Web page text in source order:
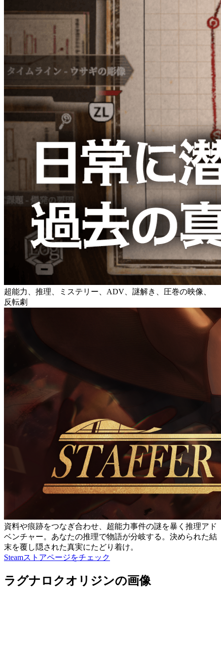
超能力、推理、ミステリー、ADV、謎解き、圧巻の映像、
反転劇
資料や痕跡をつなぎ合わせ、超能力事件の謎を暴く推理アド
ベンチャー。あなたの推理で物語が分岐する。決められた結
末を覆し隠された真実にたどり着け。
Steamストアページをチェック
ラグナロクオリジンの画像